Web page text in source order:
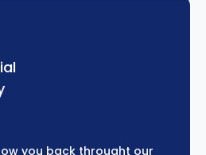
you back throught our